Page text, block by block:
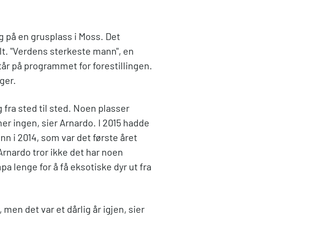
en grusplass i Moss. Det
"Verdens sterkeste mann", en
på programmet for forestillingen.
fra sted til sted. Noen plasser
ingen, sier Arnardo. I 2015 hadde
i 2014, som var det første året
tror ikke det har noen
lenge for å få eksotiske dyr ut fra
men det var et dårlig år igjen, sier